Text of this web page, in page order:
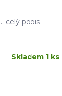
celý popis
Skladem 1 ks